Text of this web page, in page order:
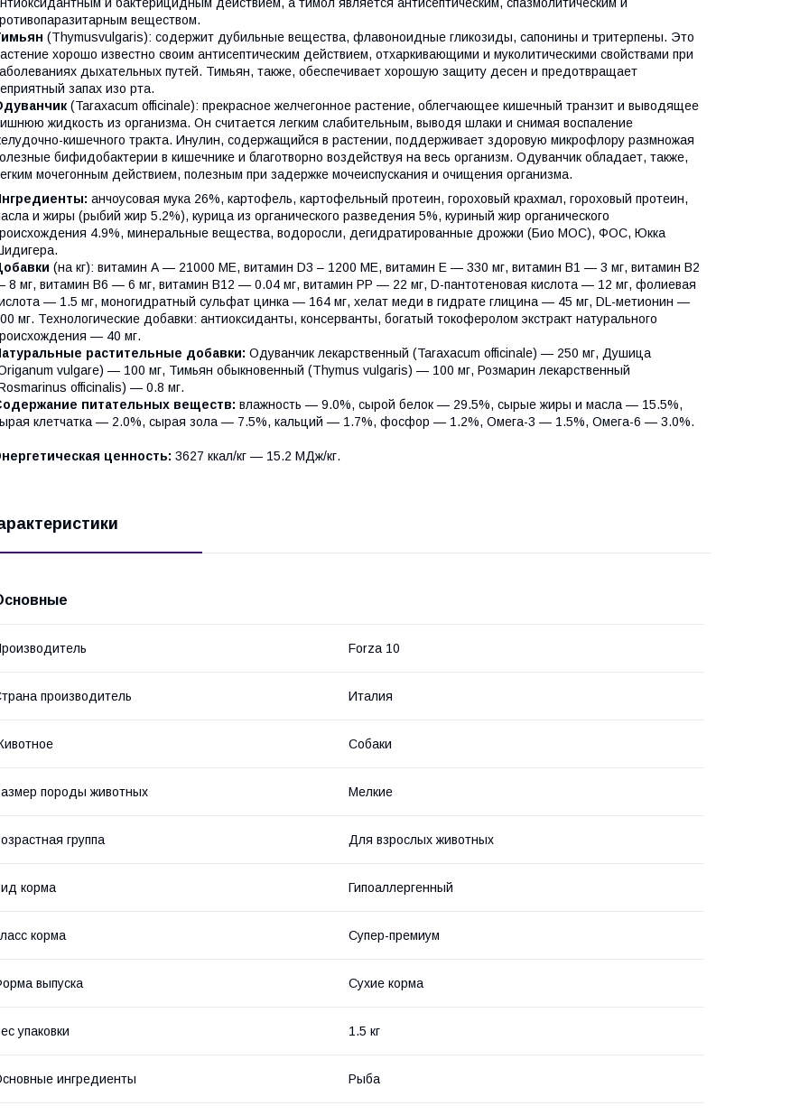
веществом.
(Thymusvulgaris): содержит дубильные вещества, флавоноидные гликозиды, сапонины и тритерпены. Это
хорошо известно своим антисептическим действием, отхаркивающими и муколитическими свойствами при
дыхательных путей. Тимьян, также, обеспечивает хорошую защиту десен и предотвращает
запах изо рта.
(Taraxacum officinale): прекрасное желчегонное растение, облегчающее кишечный транзит и выводящее
жидкость из организма. Он считается легким слабительным, выводя шлаки и снимая воспаление
кишечного тракта. Инулин, содержащийся в растении, поддерживает здоровую микрофлору размножая
бифидобактерии в кишечнике и благотворно воздействуя на весь организм. Одуванчик обладает, также,
мочегонным действием, полезным при задержке мочеиспускания и очищения организма.
анчоусовая мука 26%, картофель, картофельный протеин, гороховый крахмал, гороховый протеин,
и жиры (рыбий жир 5.2%), курица из органического разведения 5%, куриный жир органического
4.9%, минеральные вещества, водоросли, дегидратированные дрожжи (Био МОС), ФОС, Юкка
(на кг): витамин А — 21000 МЕ, витамин D3 – 1200 МЕ, витамин Е — 330 мг, витамин B1 — 3 мг, витамин B2
8 мг, витамин B6 — 6 мг, витамин B12 — 0.04 мг, витамин PP — 22 мг, D-пантотеновая кислота — 12 мг, фолиевая
— 1.5 мг, моногидратный сульфат цинка — 164 мг, хелат меди в гидрате глицина — 45 мг, DL-метионин —
мг. Технологические добавки: антиоксиданты, консерванты, богатый токоферолом экстракт натурального
— 40 мг.
растительные добавки: Одуванчик лекарственный (Taraxacum officinale) — 250 мг, Душица
vulgare) — 100 мг, Тимьян обыкновенный (Thymus vulgaris) — 100 мг, Розмарин лекарственный
officinalis) — 0.8 мг.
питательных веществ: влажность — 9.0%, сырой белок — 29.5%, сырые жиры и масла — 15.5%,
клетчатка — 2.0%, сырая зола — 7.5%, кальций — 1.7%, фосфор — 1.2%, Омега-3 — 1.5%, Oмега-6 — 3.0%.
ценность: 3627 ккал/кг — 15.2 МДж/кг.
Forza 10
производитель Италия
Собаки
породы животных Мелкие
группа Для взрослых животных
корма Гипоаллергенный
корма Супер-премиум
выпуска Сухие корма
упаковки 1.5 кг
ингредиенты Рыба